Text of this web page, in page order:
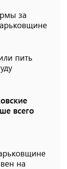
за
пить
всего
на